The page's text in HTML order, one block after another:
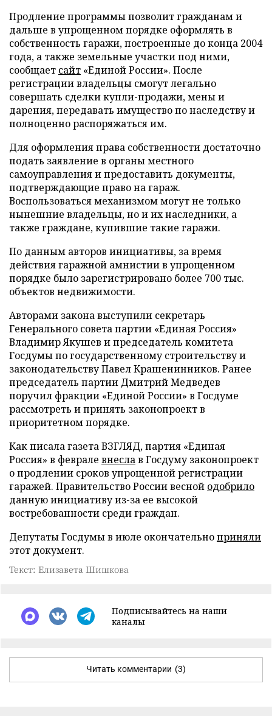
Продление программы позволит гражданам и
дальше в упрощенном порядке оформлять в
собственность гаражи, построенные до конца 2004
года, а также земельные участки под ними,
сообщает сайт «Единой России». После
регистрации владельцы смогут легально
совершать сделки купли-продажи, мены и
дарения, передавать имущество по наследству и
полноценно распоряжаться им.
Для оформления права собственности достаточно
подать заявление в органы местного
самоуправления и предоставить документы,
подтверждающие право на гараж.
Воспользоваться механизмом могут не только
нынешние владельцы, но и их наследники, а
также граждане, купившие такие гаражи.
По данным авторов инициативы, за время
действия гаражной амнистии в упрощенном
порядке было зарегистрировано более 700 тыс.
объектов недвижимости.
Авторами закона выступили секретарь
Генерального совета партии «Единая Россия»
Владимир Якушев и председатель комитета
Госдумы по государственному строительству и
законодательству Павел Крашенинников. Ранее
председатель партии Дмитрий Медведев
поручил фракции «Единой России» в Госдуме
рассмотреть и принять законопроект в
приоритетном порядке.
Как писала газета ВЗГЛЯД, партия «Единая
Россия» в феврале внеслав Госдуму законопроект
о продлении сроков упрощенной регистрации
гаражей. Правительство России весной одобрило
данную инициативу из-за ее высокой
востребованности среди граждан.
Депутаты Госдумы в июле окончательноприняли
этот документ.
Текст: Елизавета Шишкова
Подписывайтесь на наши
каналы
Читать комментарии (3)